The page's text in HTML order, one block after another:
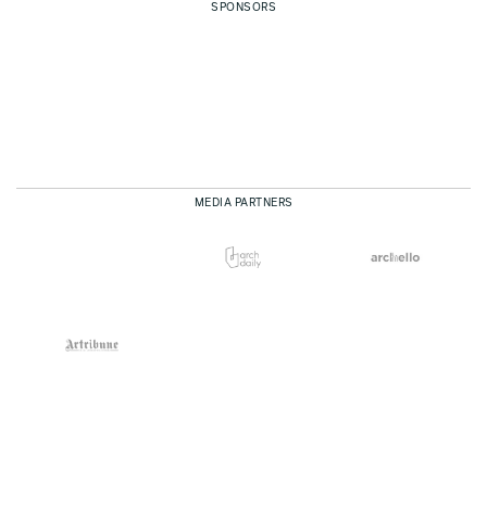
SPONSORS
MEDIA PARTNERS